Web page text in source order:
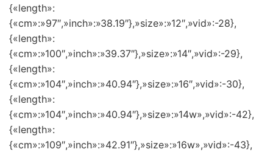
{«length»:
{«cm»:»97″,»inch»:»38.19″},»size»:»12″,»vid»:-28},
{«length»:
{«cm»:»100″,»inch»:»39.37″},»size»:»14″,»vid»:-29},
{«length»:
{«cm»:»104″,»inch»:»40.94″},»size»:»16″,»vid»:-30},
{«length»:
{«cm»:»104″,»inch»:»40.94″},»size»:»14w»,»vid»:-42},
{«length»:
{«cm»:»109″,»inch»:»42.91″},»size»:»16w»,»vid»:-43},